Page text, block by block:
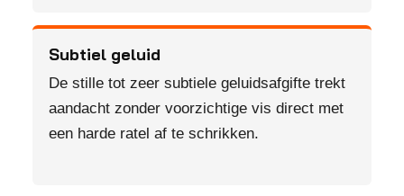
Subtiel geluid
De stille tot zeer subtiele geluidsafgifte trekt
aandacht zonder voorzichtige vis direct met
een harde ratel af te schrikken.